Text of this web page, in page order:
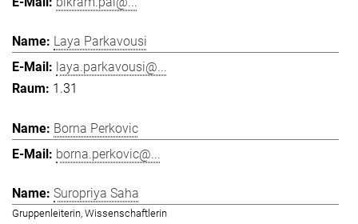
Laya Parkavousi
laya.parkavousi@...
1.31
Borna Perkovic
borna.perkovic@...
Suropriya Saha
Gruppenleiterin, Wissenschaftlerin